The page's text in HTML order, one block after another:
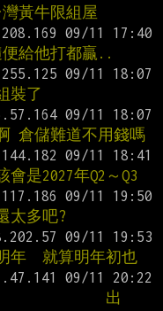
黃牛限組屋
給他打都贏..
裝了
倉儲難道不用錢嗎
是2027年Q2～Q3
太多吧?
年  就算明年初也
出